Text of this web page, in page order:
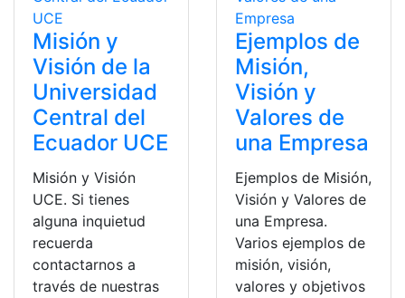
Misión y
Visión de la
Universidad
Central del
Ecuador UCE
Misión y Visión
UCE. Si tienes
alguna inquietud
recuerda
contactarnos a
través de nuestras
Ejemplos de
Misión,
Visión y
Valores de
una Empresa
Ejemplos de Misión,
Visión y Valores de
una Empresa.
Varios ejemplos de
misión, visión,
valores y objetivos